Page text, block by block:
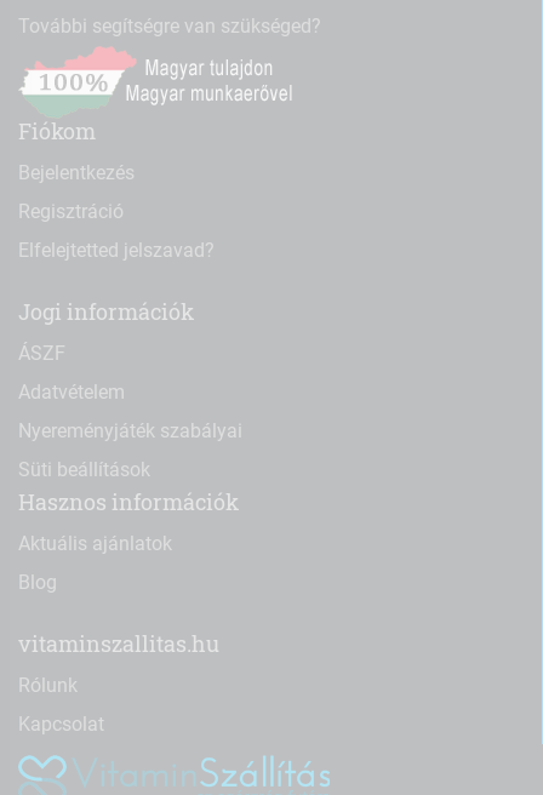
További segítségre van szükséged?
Fiókom
Bejelentkezés
Regisztráció
Elfelejtetted jelszavad?
Jogi információk
ÁSZF
Adatvételem
Nyereményjáték szabályai
Süti beállítások
Hasznos információk
Aktuális ajánlatok
Blog
vitaminszallitas.hu
Rólunk
Kapcsolat